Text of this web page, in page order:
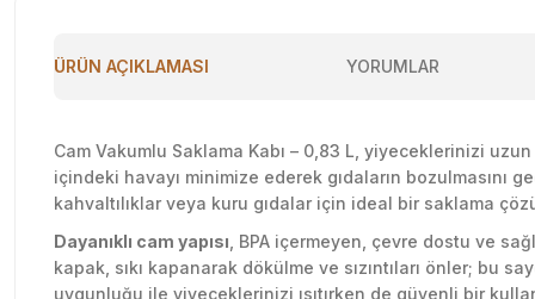
ÜRÜN AÇIKLAMASI YORUMLAR
Cam Vakumlu Saklama Kabı – 0,83 L, yiyeceklerinizi
içindeki havayı minimize ederek gıdaların bozulmasını
kahvaltılıklar veya kuru gıdalar için ideal bir saklama
Dayanıklı cam yapısı , BPA içermeyen, çevre dostu ve
kapak, sıkı kapanarak dökülme ve sızıntıları önler; bu
uygunluğu ile yiyeceklerinizi ısıtırken de güvenli bir